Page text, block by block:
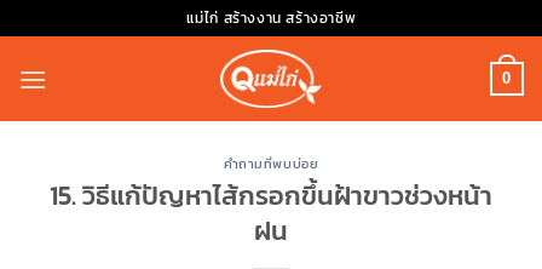
to
content
แม่ไก่ สร้างงาน สร้างอาชีพ
0
คำถามที่พบบ่อย
15. วิธีแก้ปัญหาไส้กรอกขึ้นฝ้าขาวช่วงหน้า
ฝน